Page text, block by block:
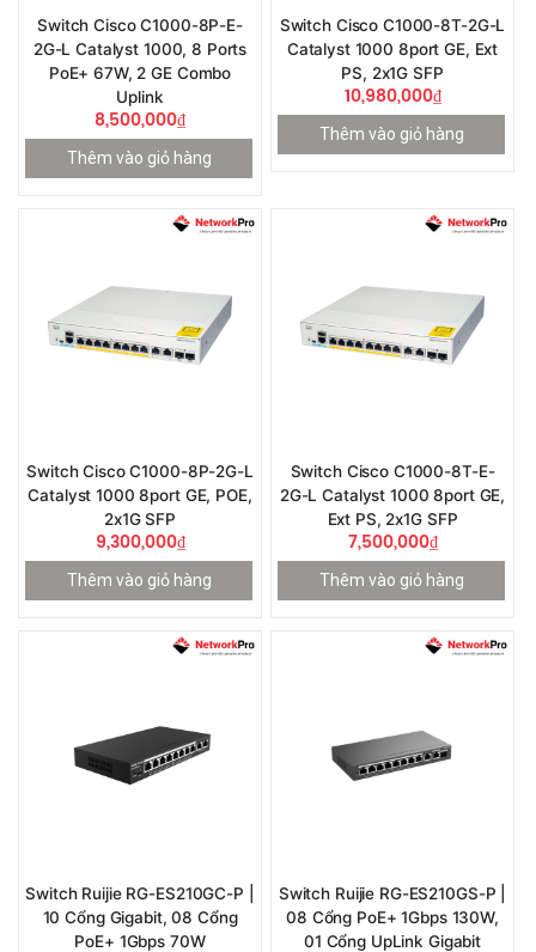
Switch Cisco C1000-8P-E-
2G-L Catalyst 1000, 8 Ports
PoE+ 67W, 2 GE Combo
Uplink
8,500,000₫
Thêm vào giỏ hàng
Switch Cisco C1000-8T-2G-L
Catalyst 1000 8port GE, Ext
PS, 2x1G SFP
10,980,000₫
Thêm vào giỏ hàng
Switch Cisco C1000-8P-2G-L
Catalyst 1000 8port GE, POE,
2x1G SFP
9,300,000₫
Thêm vào giỏ hàng
Switch Cisco C1000-8T-E-
2G-L Catalyst 1000 8port GE,
Ext PS, 2x1G SFP
7,500,000₫
Thêm vào giỏ hàng
Switch Ruijie RG-ES210GC-P |
10 Cổng Gigabit, 08 Cổng
PoE+ 1Gbps 70W
Switch Ruijie RG-ES210GS-P |
08 Cổng PoE+ 1Gbps 130W,
01 Cổng UpLink Gigabit